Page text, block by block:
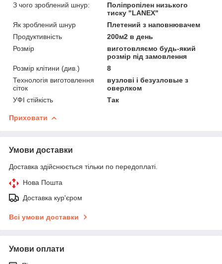
З чого зроблений шнур:
Поліпропілен низького
тиску "LANEX"
Як зроблений шнур
Плетений з наповнювачем
Продуктивність
200м2 в день
Розмір
виготовляємо будь-який
розмір під замовлення
Розмір клітини (див.)
8
Технологія виготовлення
сіток
вузлові і безузловые з
оверлком
УФІ стійкість
Так
Приховати
Умови доставки
Доставка здійснюється тільки по передоплаті.
Нова Пошта
Доставка кур'єром
Всі умови доставки
Умови оплати